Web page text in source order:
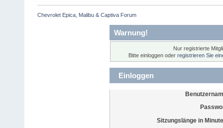
Chevrolet Epica, Malibu & Captiva Forum
Warnung!
Nur registrierte
Bitte einloggen oder registrieren Sie
Einloggen
Sitzungslänge in